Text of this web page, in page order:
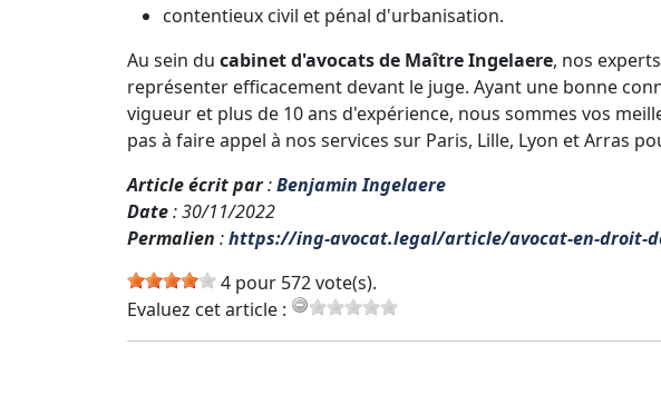
contentieux civil et pénal d'urbanisation.
Au sein du cabinet d'avocats de Maître Ingelaere, nos
représenter efficacement devant le juge. Ayant une bonne
vigueur et plus de 10 ans d'expérience, nous sommes vos
pas à faire appel à nos services sur Paris, Lille, Lyon et Arras
Article écrit par:Benjamin Ingelaere
Date: 30/11/2022
Permalien :https://ing-avocat.legal/article/avocat-en-droit-
4 pour 572 vote(s).
Evaluez cet article :